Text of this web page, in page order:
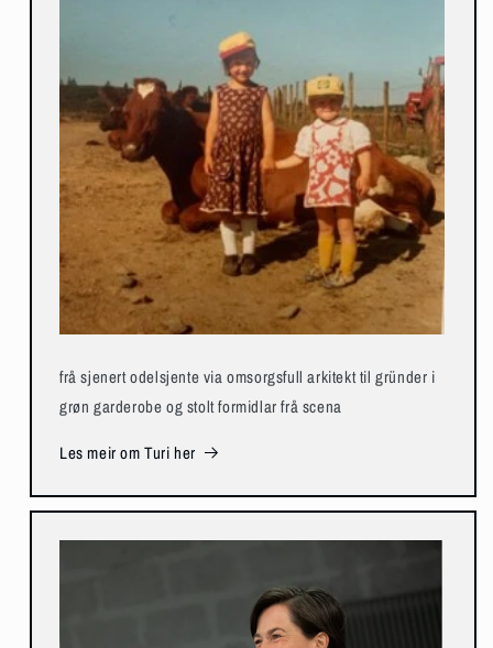
frå sjenert odelsjente via omsorgsfull arkitekt til gründer i
grøn garderobe og stolt formidlar frå scena
Les meir om Turi her